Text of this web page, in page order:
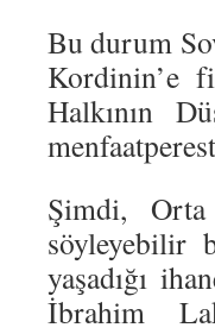
Bu durum
Kordinin’e
Halkının
Şimdi,
söyleyebilir
yaşadığı
İbrahim